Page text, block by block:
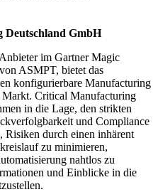
GmbH
im Gartner Magic
ASMPT, bietet das
konfigurierbare Manufacturing
Critical Manufacturing
in die Lage, den strikten
und Compliance
Risiken durch einen inhärent
zu minimieren,
nahtlos zu
und Einblicke in die